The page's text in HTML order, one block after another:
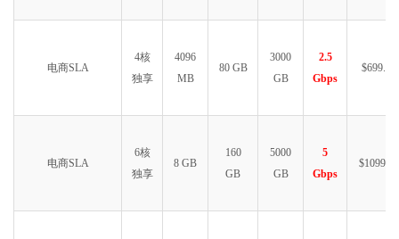
电商SLA
4核
独享
4096
MB
80 GB
3000
GB
2.5
Gbps
$699.99
电商SLA
6核
独享
8 GB
160
GB
5000
GB
5
Gbps
$1099.99